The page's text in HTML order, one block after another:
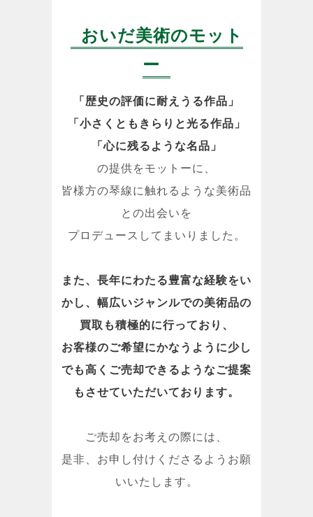
おいだ美術のモット
ー
「歴史の評価に耐えうる作品」
「小さくともきらりと光る作品」
「心に残るような名品」
の提供をモットーに、
皆様方の琴線に触れるような美術品
との出会いを
プロデュースしてまいりました。
また、長年にわたる豊富な経験をい
かし、幅広いジャンルでの美術品の
買取も積極的に行っており、
お客様のご希望にかなうように少し
でも高くご売却できるようなご提案
もさせていただいております。
ご売却をお考えの際には、
是非、お申し付けくださるようお願
いいたします。